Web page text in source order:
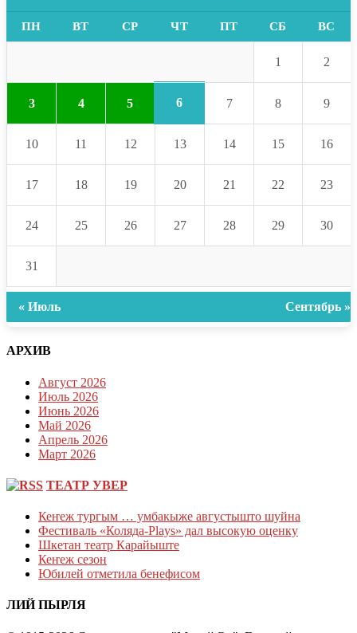
ПН ВТ СР ЧТ ПТ СБ ВС
1 2
3 4 5 6 7 8 9
10 11 12 13 14 15 16
17 18 19 20 21 22 23
24 25 26 27 28 29 30
31
« Июль Сентябрь »
АРХИВ
Август 2026
Июль 2026
Июнь 2026
Май 2026
Апрель 2026
Март 2026
ТЕАТР УВЕР
Кеҥеж тургым … умбакыже августышто шуйна
Фестиваль «Коляда-Plays» дал высокую оценку
Шкетан театр Карайыште
Кеҥеж сезон
Юбилей отметила бенефисом
ЛИЙ ПЫРЛЯ